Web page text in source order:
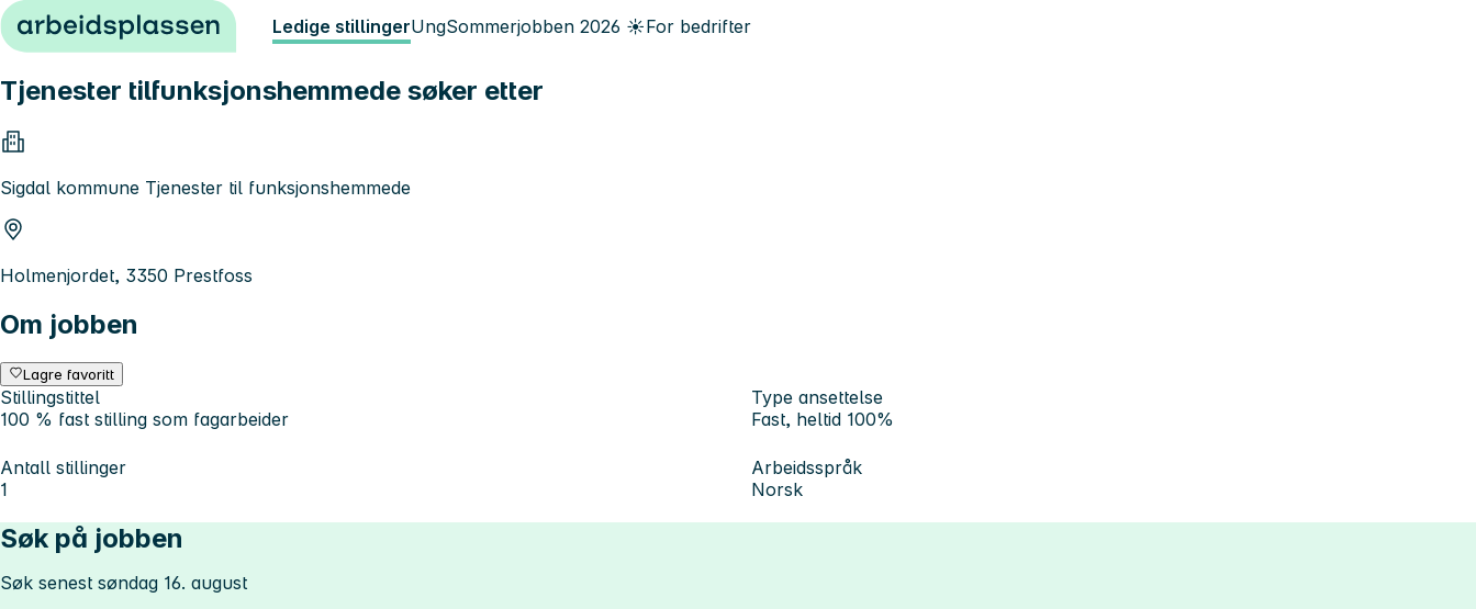
Hopp til innhold Ledige stillingerUngSommerjobben 2026 ☀️For bedrifter
Tjenester tilfunksjonshemmede søker etter
Sigdal kommune Tjenester til funksjonshemmede
Holmenjordet, 3350 Prestfoss
Om jobben
Lagre favoritt
Stillingstittel
100 % fast stilling som fagarbeider
Type ansettelse
Fast, heltid 100%
Antall stillinger
1
Arbeidsspråk
Norsk
Søk på jobben
Søk senest søndag 16. august